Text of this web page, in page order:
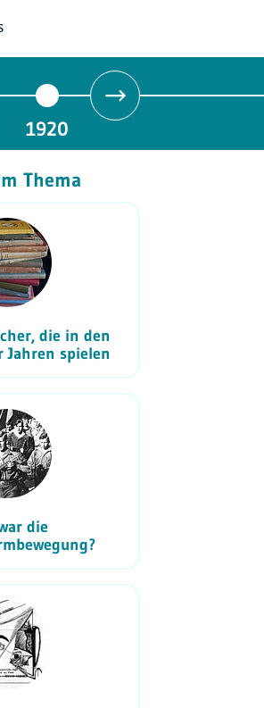
1920
Thema
die in den
Jahren spielen
die